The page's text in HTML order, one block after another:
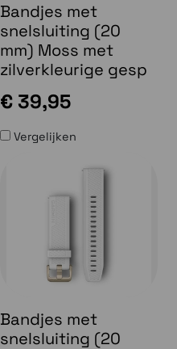
Bandjes met
snelsluiting (20
mm) Moss met
zilverkleurige gesp
€ 39,95
Vergelijken
Bandjes met
snelsluiting (20